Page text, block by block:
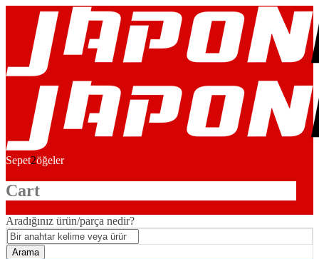
Sepet2öğeler
Cart
Aradığınız ürün/parça nedir?